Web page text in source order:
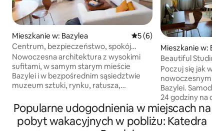
Mieszkanie w: Bazylea Średnia ocena: 5 na 5,
5 (6)
Centrum, bezpieczeństwo, spokój
i karty Baselcard!
Nowoczesna architektura z wysokimi
sufitami, w samym starym mieście
Bazylei i w bezpośrednim sąsiedztwie
muzeum sztuki, rynku, ratusza,
różnych Sklepy, restauracje i kawiarnie.
Za rogiem znajduje się przystanek
tramwajowy, z którego można dojechać
Mieszkanie w:
Beautiful Studio
33
Poczuj się jak w
nowoczesnym
Bazylei.
24 godziny na
publiczny.
pobliżu domu, 5
głównego
Popularne udogodnienia w miejscach na
pobyt wakacyjnych w pobliżu: Katedra